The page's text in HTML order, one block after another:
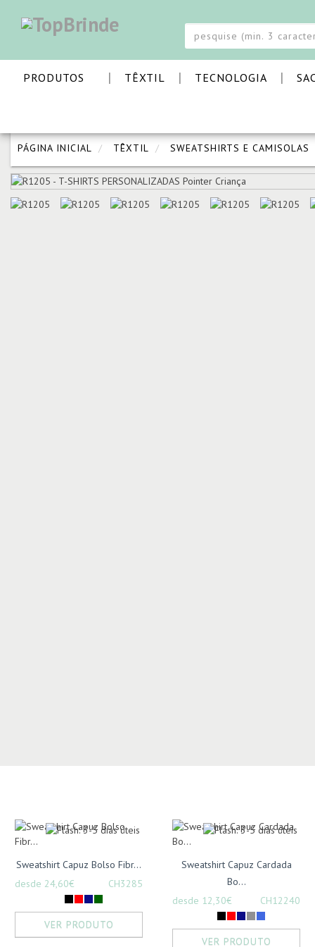
PRODUTOS | TÊXTIL | TECNOLOGIA |
PÁGINA INICIAL TÊXTIL SWEATSHIRTS E CAMISOLAS
Sweatshirt Capuz Bolso Fibr...
desde 24,60€
CH3285
VER PRODUTO
Sweatshirt Capuz Cardada
Bo...
desde 12,30€
CH12240
VER PRODUTO